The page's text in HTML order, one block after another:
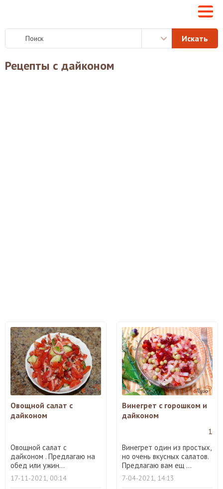
Рецепты с дайконом
Овощной салат с
дайконом
Овощной салат с
дайконом . Предлагаю на
обед или ужин...
17-11-2021, 00:14
Винегрет с горошком и
дайконом
1
Винегрет один из простых,
но очень вкусных салатов.
Предлагаю вам ещ ...
7-04-2021, 14:13